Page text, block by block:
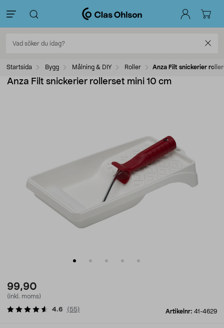
Startsida Bygg Målning & DIY Roller Anza Filt snickerier
Anza Filt snickerier rollerset mini 10 cm
99,90
(inkl. moms)
Artikelnr: 41-4629
4.6 ( 55)